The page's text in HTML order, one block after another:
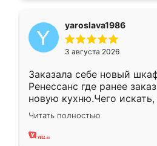
yaroslava1986
3 августа 2026
Заказала себе новый
Ренессанс где ранее
новую кухню.Чего
вполне довольна. Служит
два года, нареканий нет.
Читать полностью